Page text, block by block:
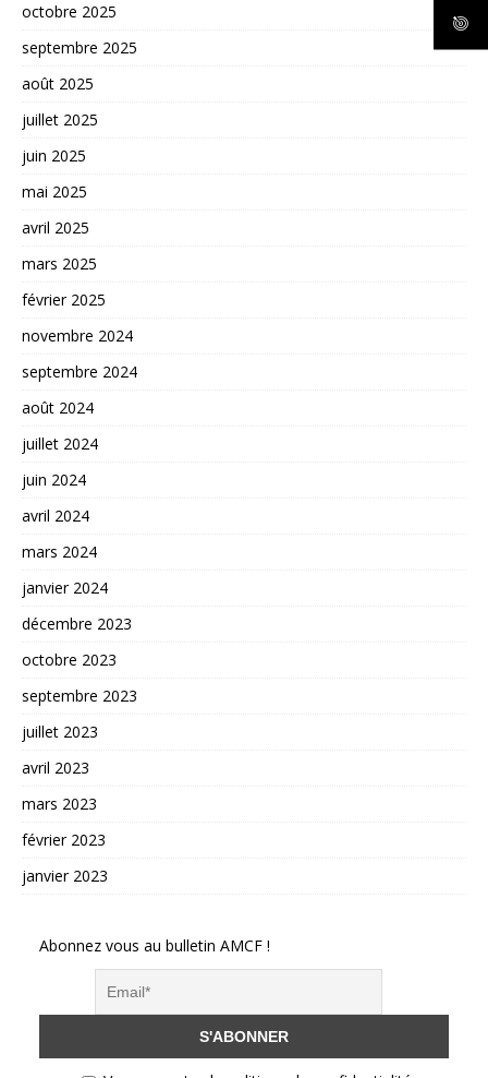
octobre 2025
septembre 2025
août 2025
juillet 2025
juin 2025
mai 2025
avril 2025
mars 2025
février 2025
novembre 2024
septembre 2024
août 2024
juillet 2024
juin 2024
avril 2024
mars 2024
janvier 2024
décembre 2023
octobre 2023
septembre 2023
juillet 2023
avril 2023
mars 2023
février 2023
janvier 2023
Abonnez vous au bulletin AMCF !